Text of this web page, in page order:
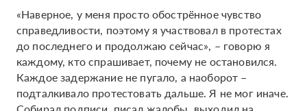
«Наверное, у меня просто обострённое чувство
справедливости, поэтому я участвовал в протестах
до последнего и продолжаю сейчас», – говорю я
каждому, кто спрашивает, почему не остановился.
Каждое задержание не пугало, а наоборот –
подталкивало протестовать дальше. Я не мог иначе.